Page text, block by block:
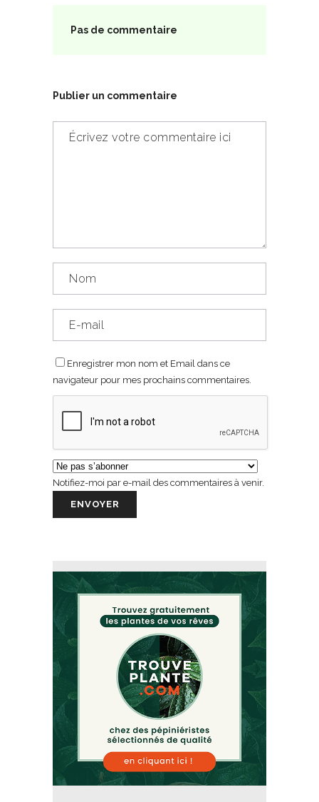
Pas de commentaire
Publier un commentaire
Enregistrer mon nom et Email dans ce
navigateur pour mes prochains commentaires.
Notifiez-moi par e-mail des commentaires à venir.